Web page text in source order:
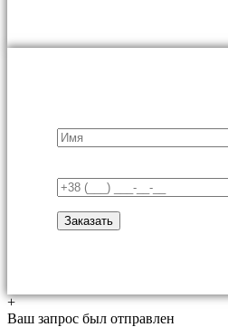
+
Ваш запрос был отправлен